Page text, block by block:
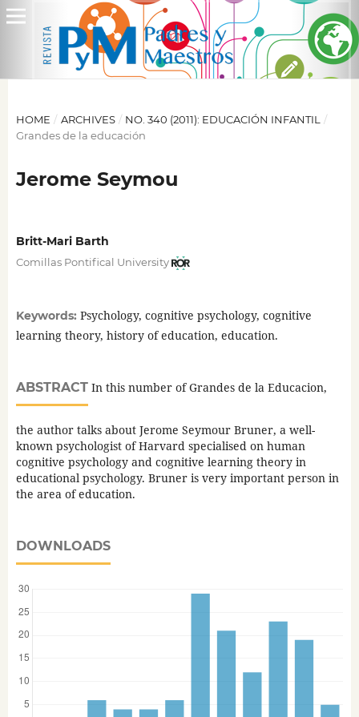
HOME / ARCHIVES / NO. 340 (2011): EDUCACIÓN INFANTIL
/
Grandes de la educación
Jerome Seymou
Britt-Mari Barth
Comillas Pontifical University
Keywords: Psychology, cognitive psychology, cognitive
learning theory, history of education, education.
ABSTRACTIn this number of Grandes de la Educacion,
the author talks about Jerome Seymour Bruner, a well-
known psychologist of Harvard specialised on human
cognitive psychology and cognitive learning theory in
educational psychology. Bruner is very important person in
the area of education.
DOWNLOADS